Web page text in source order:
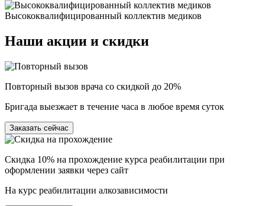
Высококвалифицированный коллектив медиков
Наши акции и скидки
Повторный вызов врача со скидкой до 20%
Бригада выезжает в течение часа в любое время суток
Заказать сейчас
Скидка 10% на прохождение курса реабилитации при
оформлении заявки через сайт
На курс реабилитации алкозависимости